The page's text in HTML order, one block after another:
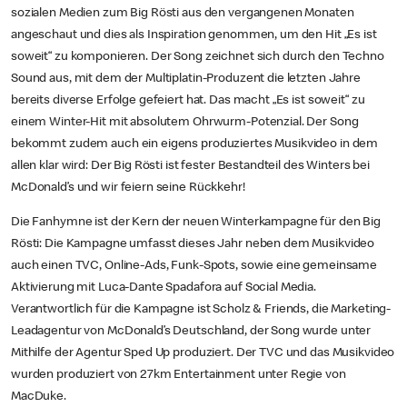
sozialen Medien zum Big Rösti aus den vergangenen Monaten
angeschaut und dies als Inspiration genommen, um den Hit „Es ist
soweit“ zu komponieren. Der Song zeichnet sich durch den Techno
Sound aus, mit dem der Multiplatin-Produzent die letzten Jahre
bereits diverse Erfolge gefeiert hat. Das macht „Es ist soweit“ zu
einem Winter-Hit mit absolutem Ohrwurm-Potenzial. Der Song
bekommt zudem auch ein eigens produziertes Musikvideo in dem
allen klar wird: Der Big Rösti ist fester Bestandteil des Winters bei
McDonald’s und wir feiern seine Rückkehr!
Die Fanhymne ist der Kern der neuen Winterkampagne für den Big
Rösti: Die Kampagne umfasst dieses Jahr neben dem Musikvideo
auch einen TVC, Online-Ads, Funk-Spots, sowie eine gemeinsame
Aktivierung mit Luca-Dante Spadafora auf Social Media.
Verantwortlich für die Kampagne ist Scholz & Friends, die Marketing-
Leadagentur von McDonald’s Deutschland, der Song wurde unter
Mithilfe der Agentur Sped Up produziert. Der TVC und das Musikvideo
wurden produziert von 27km Entertainment unter Regie von
MacDuke.